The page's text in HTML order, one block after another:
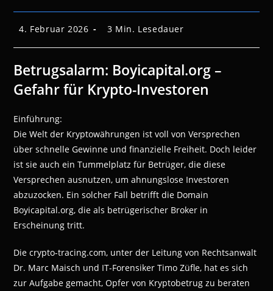
Beitrag
4. Februar 2026 Lesedauer:
3 Min. Lesedauer
Betrugsalarm: Boyicapital.org –
Gefahr für Krypto-Investoren
Einführung:
Die Welt der Kryptowährungen ist voll von Versprechen
über schnelle Gewinne und finanzielle Freiheit. Doch leider
ist sie auch ein Tummelplatz für Betrüger, die diese
Versprechen ausnutzen, um ahnungslose Investoren
abzuzocken. Ein solcher Fall betrifft die Domain
Boyicapital.org, die als betrügerischer Broker in
Erscheinung tritt.
Die crypto-tracing.com, unter der Leitung von Rechtsanwalt
Dr. Marc Maisch und IT-Forensiker Timo Züfle, hat es sich
zur Aufgabe gemacht, Opfer von Kryptobetrug zu beraten